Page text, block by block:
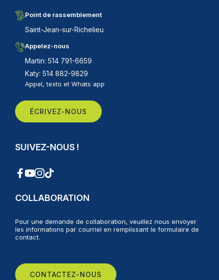
Point de rassemblement
Saint-Jean-sur-Richelieu
Appelez-nous
Martin: 514 791-6659
Katy: 514 882-9829
Appel, texto et Whats app
ÉCRIVEZ-NOUS
SUIVEZ-NOUS !
COLLABORATION
Pour une demande de collaboration, veuillez nous envoyer
les informations par courriel en remplissant le formulaire de
contact.
CONTACTEZ-NOUS